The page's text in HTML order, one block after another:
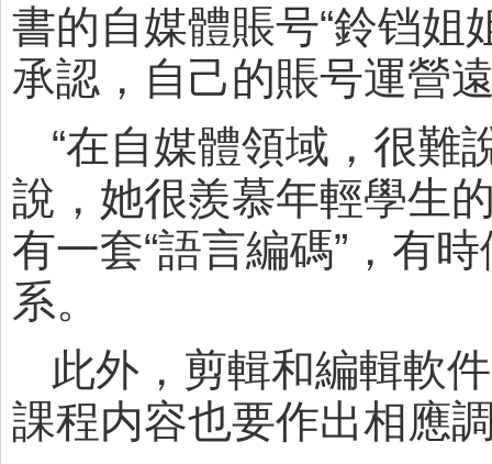
書的自媒體賬号“鈴铛姐
承認，自己的賬号運營
“在自媒體領域，很難
說，她很羨慕年輕學生
有一套“語言編碼”，有
系。
此外，剪輯和編輯軟
課程内容也要作出相應